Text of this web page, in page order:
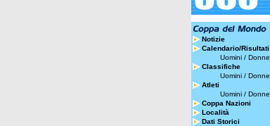
Notizie
Calendario/Risultati
Uomini / Donne
Classifiche
Uomini / Donne
Atleti
Uomini / Donne
Coppa Nazioni
Località
Dati Storici